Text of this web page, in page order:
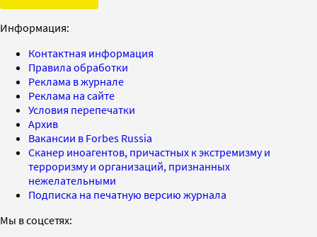
Информация:
Контактная информация
Правила обработки
Реклама в журнале
Реклама на сайте
Условия перепечатки
Архив
Вакансии в Forbes Russia
Сканер иноагентов, причастных к экстремизму и
терроризму и организаций, признанных
нежелательными
Подписка на печатную версию журнала
Мы в соцсетях: